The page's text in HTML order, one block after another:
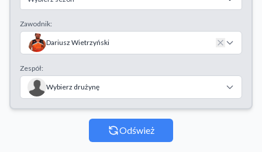
Zawodnik:
Dariusz Wietrzyński
Zespół:
Wybierz drużynę
Odśwież